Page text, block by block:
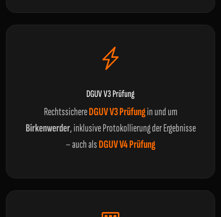
DGUV V3 Prüfung
RechtssichereDGUV V3 Prüfungin und um
Birkenwerder, inklusive Protokollierung der Ergebnisse
– auch alsDGUV V4 Prüfung